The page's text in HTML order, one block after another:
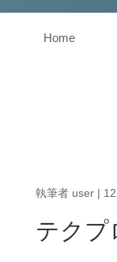
Home
執筆者 user|
テクプ